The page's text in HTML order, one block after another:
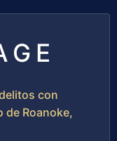
con
de Roanoke,